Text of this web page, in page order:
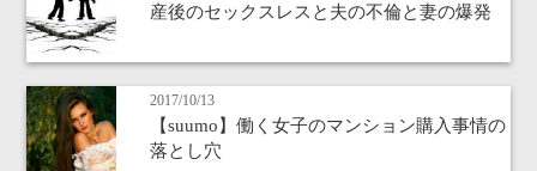
産後のセックスレスと夫の不倫と妻の爆発
2017/10/13
【suumo】働く女子のマンション購入事情の
落とし穴